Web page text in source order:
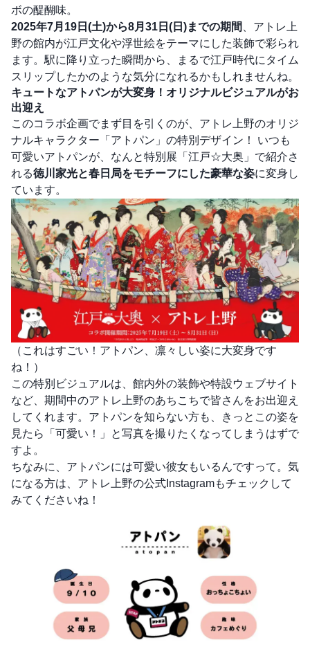
ボの醍醐味。
2025年7月19日(土)から8月31日(日)までの期間
、アトレ上
野の館内が江戸文化や浮世絵をテーマにした装飾で彩られ
ます。駅に降り立った瞬間から、まるで江戸時代にタイム
スリップしたかのような気分になれるかもしれませんね。
キュートなアトパンが大変身！オリジナルビジュアルがお
出迎え
このコラボ企画でまず目を引くのが、アトレ上野のオリジ
ナルキャラクター「アトパン」の特別デザイン！ いつも
可愛いアトパンが、なんと特別展「江戸☆大奥」で紹介さ
れる徳川家光と春日局をモチーフにした豪華な姿に変身し
ています。
（これはすごい！アトパン、凛々しい姿に大変身です
ね！）
この特別ビジュアルは、館内外の装飾や特設ウェブサイト
など、期間中のアトレ上野のあちこちで皆さんをお出迎え
してくれます。アトパンを知らない方も、きっとこの姿を
見たら「可愛い！」と写真を撮りたくなってしまうはずで
すよ。
ちなみに、アトパンには可愛い彼女もいるんですって。気
になる方は、アトレ上野の公式Instagramもチェックして
みてくださいね！